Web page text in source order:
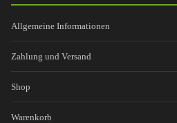
Allgemeine Informationen
Zahlung und Versand
Shop
Warenkorb